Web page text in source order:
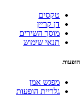
טקסים
דן קריין
מוסך השירים
תנאי שימוש
הופעות
מפגש אמן
גלריית הופעות